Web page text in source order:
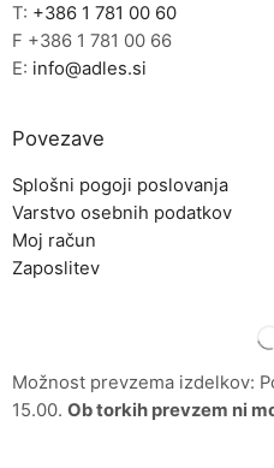
T: +386 1 781 00 60
F +386 1 781 00 66
E: info@adles.si
Povezave
Splošni pogoji poslovanja
Varstvo osebnih podatkov
Moj račun
Zaposlitev
Možnost prevzema izdelkov:
15.00. Ob torkih prevzem ni